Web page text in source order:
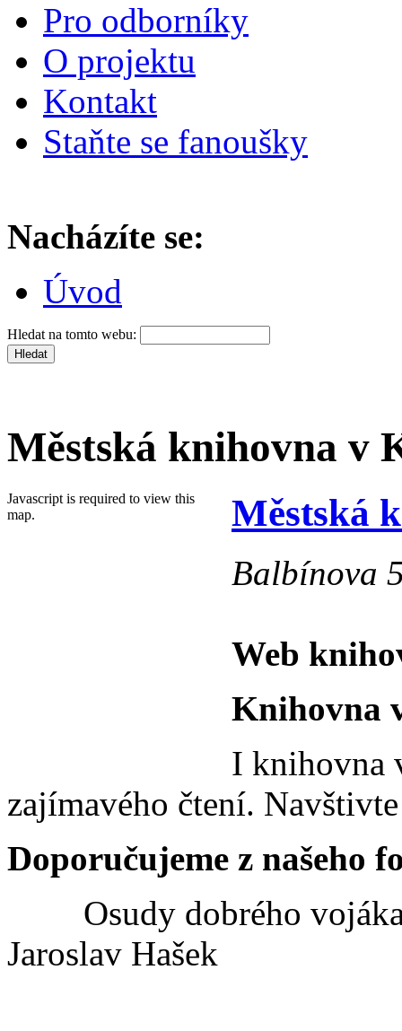
Pro odborníky
O projektu
Kontakt
Staňte se fanoušky
Nacházíte se:
Úvod
Hledat na tomto webu:
Městská knihovna v
Javascript is required to view this
map.
Městská
Balbínova
Web
Knihovna
I knihovna
zajímavého čtení.
Doporučujeme z našeho
Osudy dobrého
Jaroslav Hašek